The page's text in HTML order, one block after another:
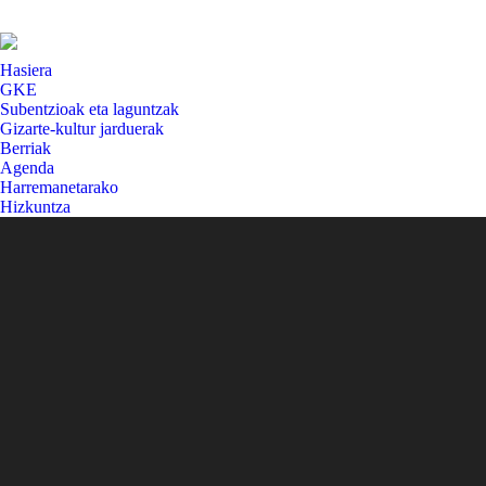
Hasiera
GKE
Subentzioak eta laguntzak
Gizarte-kultur jarduerak
Berriak
Agenda
Harremanetarako
Hizkuntza